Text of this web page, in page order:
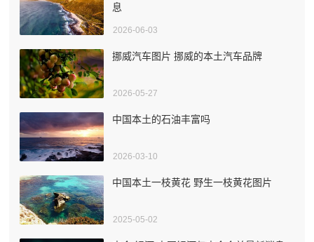
息
2026-06-03
挪威汽车图片 挪威的本土汽车品牌
2026-05-27
中国本土的石油丰富吗
2026-03-10
中国本土一枝黄花 野生一枝黄花图片
2025-05-02